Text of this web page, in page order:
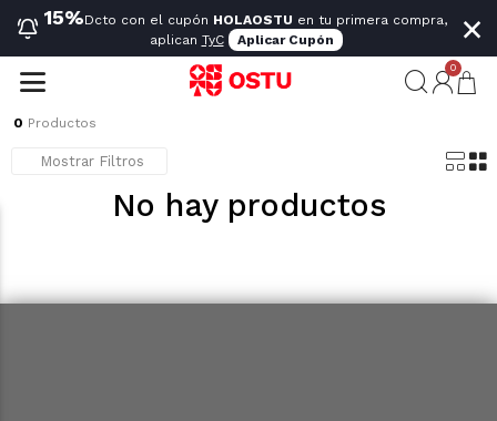
15%Dcto con el cupón HOLAOSTU en tu primera compra,
aplican TyC Aplicar Cupón ×
0
0 Productos
Mostrar Filtros
No hay productos